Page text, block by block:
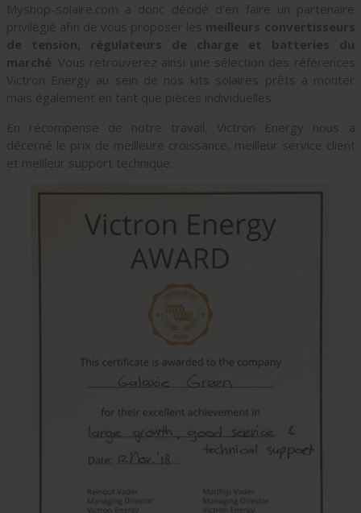
Myshop-solaire.com a donc décidé d’en faire un partenaire
privilégié afin de vous proposer les meilleurs convertisseurs
de tension, régulateurs de charge et batteries du
marché . Vous retrouverez ainsi une sélection des références
Victron Energy au sein de nos kits solaires prêts à monter
mais également en tant que pièces individuelles.
En récompense de notre travail, Victron Energy nous a
décerné le prix de meilleure croissance, meilleur service client
et meilleur support technique.